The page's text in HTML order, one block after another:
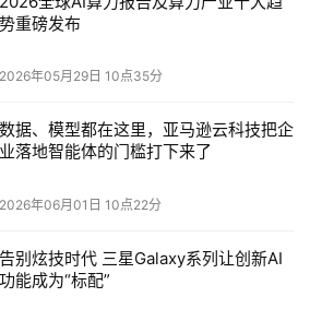
大家等太久。你觉得这次吉利和
给汽车智能化发展带来哪些新变化
文章内容仅供参考，不构成投资建议。
势重磅发布
2026年05月29日 10点35分
数据、模型都在这里，亚马逊云科技把企
业落地智能体的门槛打下来了
2026年06月01日 10点22分
告别炫技时代 三星Galaxy系列让创新AI
功能成为“标配”